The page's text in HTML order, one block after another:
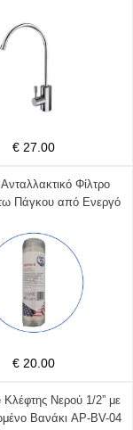
€ 27.00
Φίλτρο
Πάγκου από Ενεργό
€ 20.00
Νερού 1/2” με
Βανάκι AP-BV-04